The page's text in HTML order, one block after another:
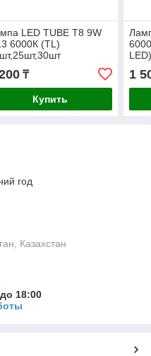
LED TUBE T8 9W
6000К (TL)
₸
Купить
1
год
Казахстан
18:00